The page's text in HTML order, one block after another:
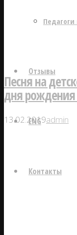
Педагоги
Отзывы
ENG
Контакты
Песня на
дня рождения
13.02.2019admin